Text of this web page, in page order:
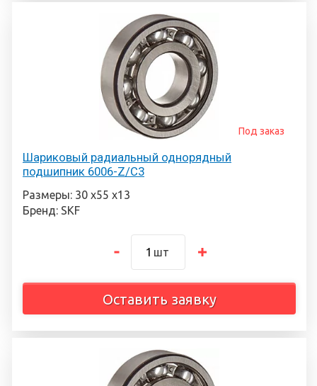
Шариковый радиальный однорядный
подшипник 6006-Z/C3
Под заказ
Размеры: 30 х55 х13
Бренд: SKF
шт
Оставить заявку